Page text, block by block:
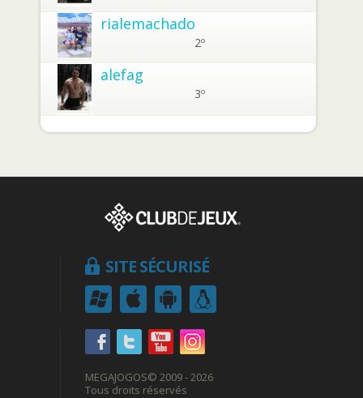
rialemachado
2º
alefag
3º
SITE SÉCURISÉ
MEGAJOGOS© 2009 - 2026
Tous droits réservés